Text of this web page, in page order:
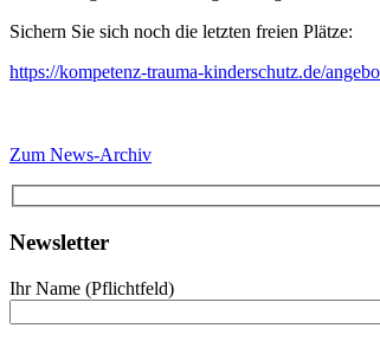
Sichern Sie sich noch die letzten freien Plätze:
https://kompetenz-trauma-kinderschutz.de/
Zum News-Archiv
Newsletter
Ihr Name (Pflichtfeld)